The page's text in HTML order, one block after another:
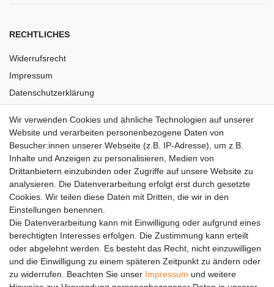
RECHTLICHES
Widerrufsrecht
Impressum
Datenschutzerklärung
Versandkosten
Barrierefreiheit
Anleitungen
Vertrag widerrufen
PARTNER
DHL
GLS
Wir verwenden Cookies und ähnliche Technologien auf unserer
Website und verarbeiten personenbezogene Daten von
Besucher:innen unserer Webseite (z.B. IP-Adresse), um z.B.
Inhalte und Anzeigen zu personalisieren, Medien von
Drittanbietern einzubinden oder Zugriffe auf unsere Website zu
analysieren. Die Datenverarbeitung erfolgt erst durch gesetzte
Cookies. Wir teilen diese Daten mit Dritten, die wir in den
Einstellungen benennen.
Die Datenverarbeitung kann mit Einwilligung oder aufgrund eines
berechtigten Interesses erfolgen. Die Zustimmung kann erteilt
oder abgelehnt werden. Es besteht das Recht, nicht einzuwilligen
und die Einwilligung zu einem späteren Zeitpunkt zu ändern oder
zu widerrufen. Beachten Sie unser Impressum und weitere